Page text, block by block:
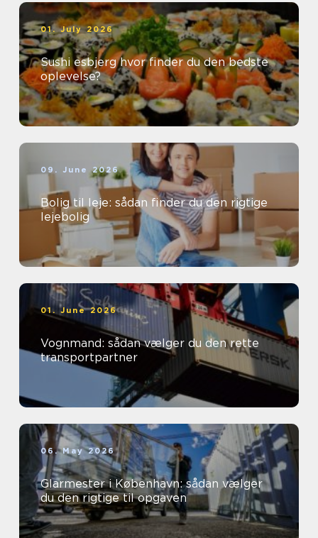
01. July 2026
Sushi esbjerg hvor finder du den bedste
oplevelse?
09. June 2026
Bolig til leje: sådan finder du den rigtige
lejebolig
01. June 2026
Vognmand: sådan vælger du den rette
transportpartner
06. May 2026
Glarmester i København: sådan vælger
du den rigtige til opgaven